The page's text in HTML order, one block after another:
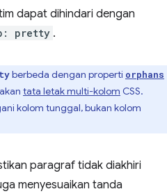
dapat dihindari dengan
pretty .
berbeda dengan properti orphans
tata letak multi-kolom CSS.
kolom tunggal, bukan kolom
paragraf tidak diakhiri
menyesuaikan tanda